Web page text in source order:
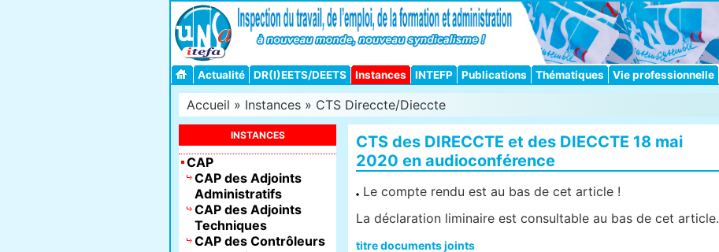
Actualité DR(I)EETS/DEETS Instances INTEFP Publications Thématiques Vie professionnelle
Accueil » Instances » CTS Direccte/Dieccte
CTS des DIRECCTE et des DIECCTE 18 mai
2020 en audioconférence
Le compte rendu est au bas de cet article !
La déclaration liminaire est consultable au bas de cet article.
titre documents joints
INSTANCES
CAP
CAP des Adjoints
Administratifs
CAP des Adjoints
Techniques
CAP des Contrôleurs